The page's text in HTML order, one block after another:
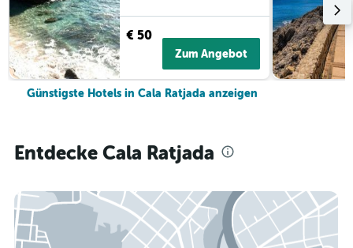
€ 50
Zum Angebot
Günstigste Hotels in Cala Ratjada anzeigen
Entdecke Cala Ratjada